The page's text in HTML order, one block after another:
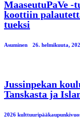
MaaseutuPaVe -
koottiin
tueksi
Asuminen 26. helmikuuta,
Jussinpekan
Tanskasta ja
2026